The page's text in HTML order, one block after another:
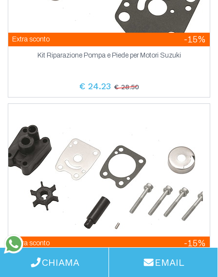
Extra sconto -15%
Kit Riparazione Pompa e Piede per Motori Suzuki
€ 24.23 € 28.50
Extra sconto -15%
Kit Riparazione Pompa e Piede per Motori Yamaha
CHIAMA EMAIL
WhatsApp